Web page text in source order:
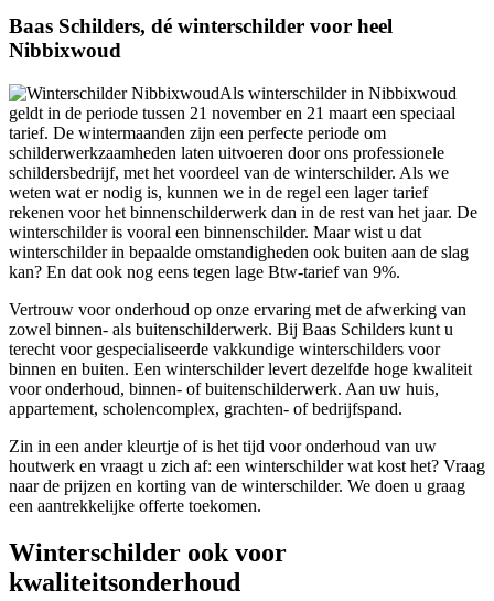
Baas Schilders, dé winterschilder voor heel
Nibbixwoud
Als winterschilder in Nibbixwoud
geldt in de periode tussen 21 november en 21 maart een speciaal
tarief. De wintermaanden zijn een perfecte periode om
schilderwerkzaamheden laten uitvoeren door ons professionele
schildersbedrijf, met het voordeel van de winterschilder. Als we
weten wat er nodig is, kunnen we in de regel een lager tarief
rekenen voor het binnenschilderwerk dan in de rest van het jaar. De
winterschilder is vooral een binnenschilder. Maar wist u dat
winterschilder in bepaalde omstandigheden ook buiten aan de slag
kan? En dat ook nog eens tegen lage Btw-tarief van 9%.
Vertrouw voor onderhoud op onze ervaring met de afwerking van
zowel binnen- als buitenschilderwerk. Bij Baas Schilders kunt u
terecht voor gespecialiseerde vakkundige winterschilders voor
binnen en buiten. Een winterschilder levert dezelfde hoge kwaliteit
voor onderhoud, binnen- of buitenschilderwerk. Aan uw huis,
appartement, scholencomplex, grachten- of bedrijfspand.
Zin in een ander kleurtje of is het tijd voor onderhoud van uw
houtwerk en vraagt u zich af: een winterschilder wat kost het? Vraag
naar de prijzen en korting van de winterschilder. We doen u graag
een aantrekkelijke offerte toekomen.
Winterschilder ook voor
kwaliteitsonderhoud